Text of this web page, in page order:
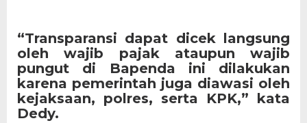
“Transparansi dapat dicek langsung
oleh wajib pajak ataupun wajib
pungut di Bapenda ini dilakukan
karena pemerintah juga diawasi oleh
kejaksaan, polres, serta KPK,” kata
Dedy.